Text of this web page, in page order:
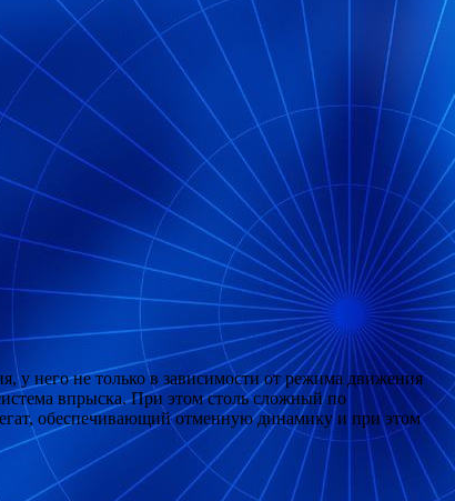
у него не только в зависимости от режима движения
впрыска. При этом столь сложный по
обеспечивающий отменную динамику и при этом